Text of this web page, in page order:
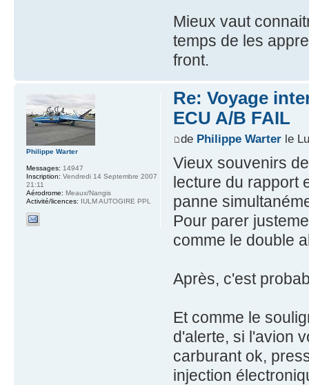
Mieux vaut
temps de les
front.
Re: Voyage
ECU A/B FAIL
de Philippe Warterle
Vieux souvenirs
lecture du rapport
panne
Pour parer
comme le double
Après, c'est
Et comme le
d'alerte, si l'avion
carburant ok,
injection
Philippe Warter
Messages: 14947
Inscription: Vendredi 14 Septembre 2007
21:11
Aérodrome: Meaux/Nangis
Activité/licences: IULM AUTOGIRE PPL